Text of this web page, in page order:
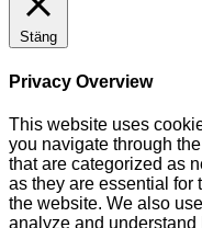
Stäng
Privacy Overview
This website uses
you navigate through
that are categorized as
as they are essential for
the website. We also
analyze and